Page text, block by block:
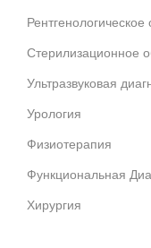
Стерилизационное
Ультразвуковая
Урология
Физиотерапия
Функциональная
Хирургия